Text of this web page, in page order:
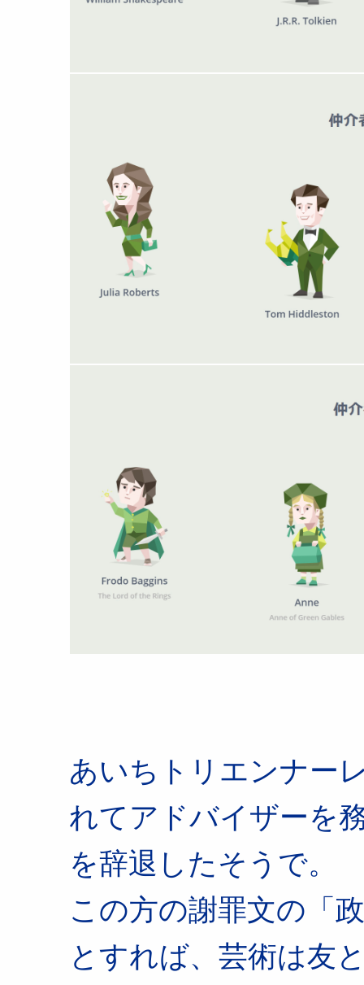
あいちトリエンナー
れてアドバイザーを
を辞退したそうで。
この方の謝罪文の「
とすれば、芸術は友